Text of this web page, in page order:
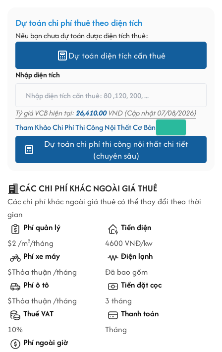
Dự toán chi phí thuê theo diện tích
Nếu bạn chưa dự toán được diện tích thuê:
Dự toán diện tích cần thuê
Nhập diện tích
Tỷ giá VCB hiện tại:26,410.00VND (Cập nhật 07/08/2026)
Tham Khảo Chi Phí Thi Công Nội Thất Cơ Bản
Dự toán chi phí thi công nội thất chi tiết
(chuyên sâu)
CÁC CHI PHÍ KHÁC NGOÀI GIÁ THUÊ
Các chi phí khác ngoài giá thuê có thể thay đổi theo thời
gian
Phí quản lý
$2 /m2/tháng
Tiền điện
4600 VNĐ/kw
Phí xe máy
$Thỏa thuận /tháng
Điện lạnh
Đã bao gồm
Phí ô tô
$Thỏa thuận /tháng
Tiền đặt cọc
3 tháng
Thuế VAT
10%
Thanh toán
Tháng
Phí ngoài giờ